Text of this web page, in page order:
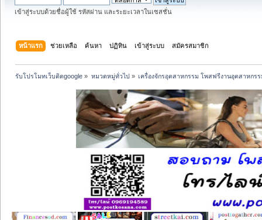
เข้าสู่ระบบด้วยชื่อผู้ใช้ รหัสผ่าน และระยะเวลาในเซสชั่น
หน้าแรก ช่วยเหลือ ค้นหา ปฏิทิน เข้าสู่ระบบ สมัครสมาชิก
รับโปรโมทเว็บติดgoogle » หมวดหมู่ทั่วไป» เครื่องจักรอุตสาหกรรม โพสฟรีงานอุตสาหกร